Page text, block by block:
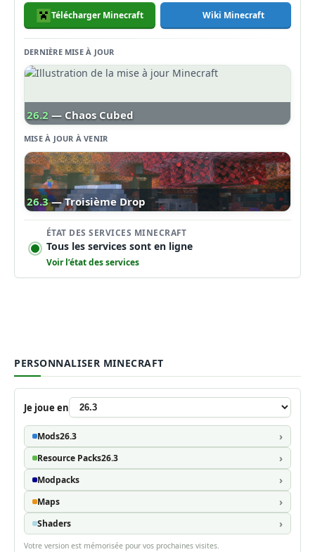
Télécharger Minecraft Wiki Minecraft
DERNIÈRE MISE À JOUR
26.2 — Chaos Cubed
MISE À JOUR À VENIR
26.3 — Troisième Drop
ÉTAT DES SERVICES MINECRAFT
Tous les services sont en ligne
Voir l’état des services
PERSONNALISER MINECRAFT
Je joue en
Mods26.3
Resource Packs26.3
Modpacks
Maps
Shaders
Votre version est mémorisée pour vos prochaines visites.